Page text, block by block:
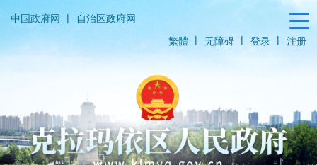
中国政府网 |
自治区政府网
繁體
| 无障碍 | 登录 | 注册